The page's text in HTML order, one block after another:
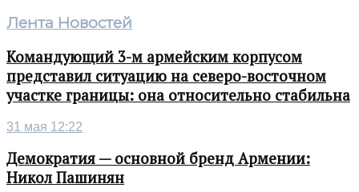
Лента Новостей
Командующий 3-м армейским корпусом
представил ситуацию на северо-восточном
участке границы: она относительно стабильна
31 мая 12:22
Демократия — основной бренд Армении:
Никол Пашинян